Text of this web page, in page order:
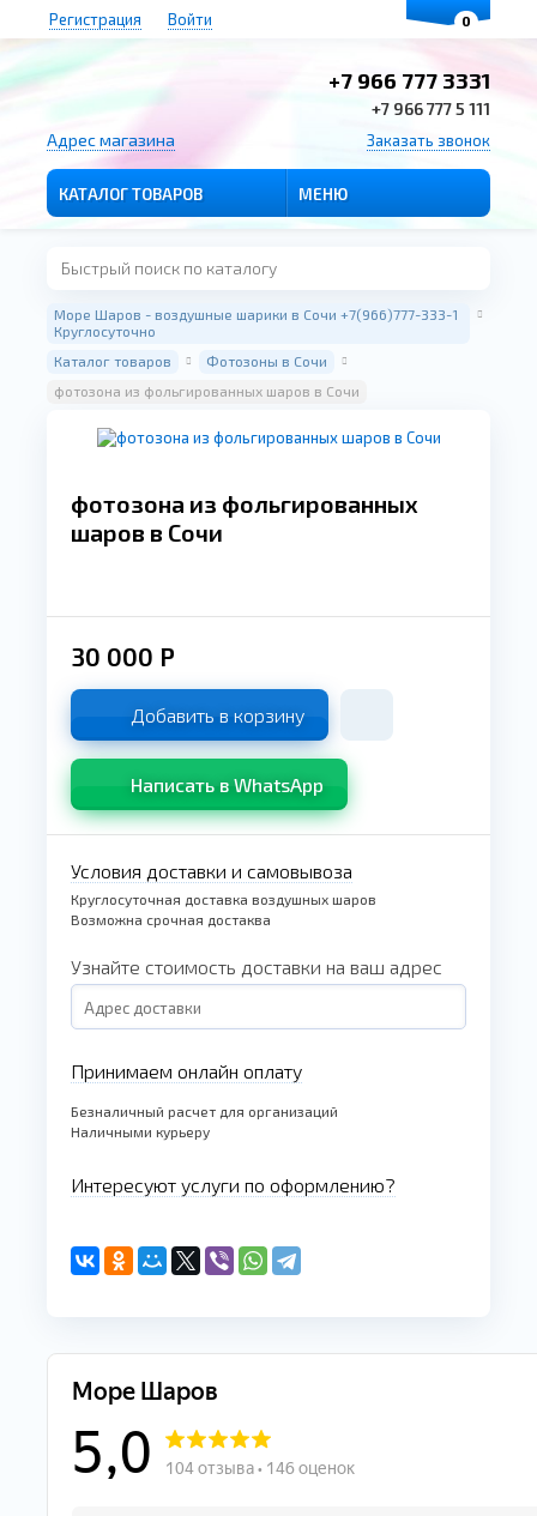
+7 966 777 3331
+7 966 777 5 111
Заказать звонок
Адрес магазина
Регистрация Войти
КАТАЛОГ ТОВАРОВ МЕНЮ
Море Шаров - воздушные шарики в Сочи +7(966)777-333-1
Круглосуточно
Каталог товаров
Фотозоны в Сочи
фотозона из фольгированных шаров в Сочи
фотозона из фольгированных
шаров в Сочи
30 000 Р
Добавить в корзину
Написать в WhatsApp
Условия доставки и самовывоза
Круглосуточная доставка воздушных шаров
Возможна срочная достаква
Узнайте стоимость доставки на ваш адрес
Принимаем онлайн оплату
Безналичный расчет для организаций
Наличными курьеру
Интересуют услуги по оформлению?
0